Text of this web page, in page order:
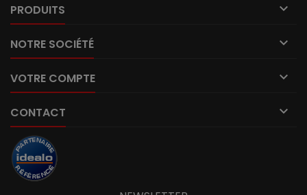
PRODUITS 
NOTRE SOCIÉTÉ 
VOTRE COMPTE 
CONTACT 